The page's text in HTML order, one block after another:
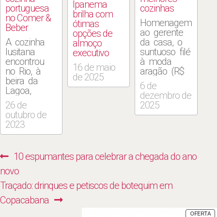
portuguesa
no Comer &
Beber
A cozinha
lusitana
encontrou
no Rio, à
beira da
Lagoa,
cercada de
montanhas
verdes, um
palco
expressões
de sabor
nascidas
além-mar. A
bela
paisagem
26 de
outubro de
2023
Ipanema
brilha com
ótimas
opções de
almoço
executivo
16 de maio
de 2025
cozinhas
Homenagem
ao gerente
da casa, o
suntuoso filé
à moda
aragão (R$
372,00)
cobre o
linguado
com creme
parmesão
Português
Quitéria, 136,
6 de
dezembro de
2025
Navegação
de
Post
Previous
post:
10 espumantes para celebrar a chegada do ano
novo
Next
post:
Traçado: drinques e petiscos de botequim em
Copacabana
OFERTA